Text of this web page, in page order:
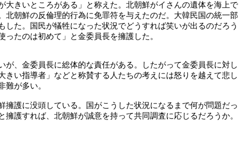
きいところがある」と称えた。北朝鮮がイさんの遺体を海上で
朝鮮の反倫理的行為に免罪符を与えたのだ。大韓民国の統一部
た。国民が犠牲になった状況でどうすれば笑いが出るのだろう
たのは初めて」と金委員長を擁護した。
、金委員長に総体的な責任がある。したがって金委員長に対し
い指導者」などと称賛する人たちの考えには怒りを越えて悲し
が多い。
護に没頭している。国がこうした状況になるまで何が問題だっ
護すれば、北朝鮮が誠意を持って共同調査に応じるだろうか。